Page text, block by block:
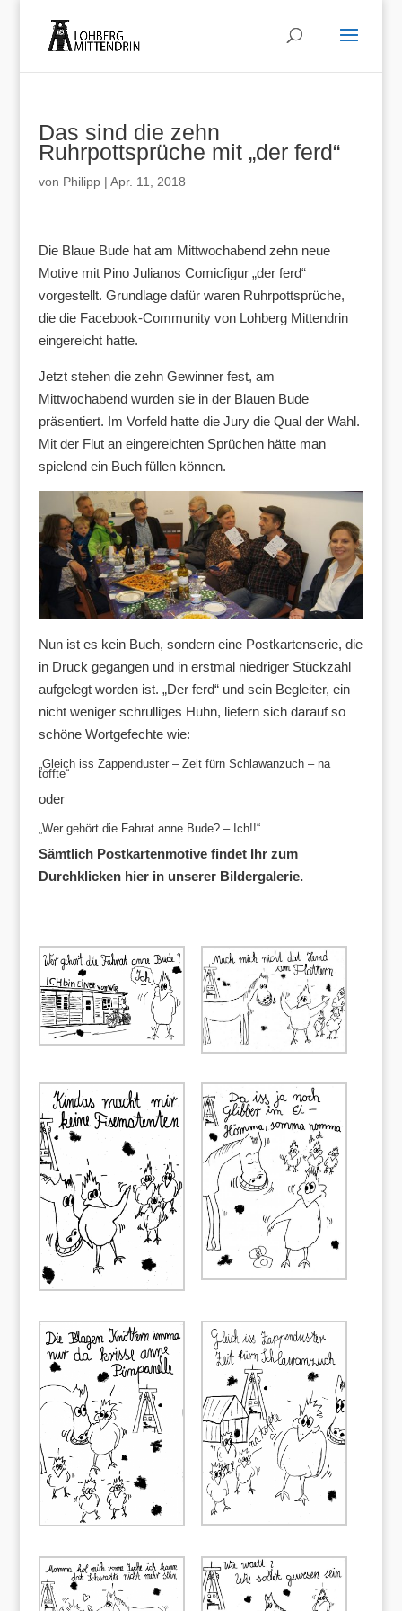
Das sind die zehn
Ruhrpottsprüche mit „der ferd“
von Philipp| Apr. 11, 2018
Die Blaue Bude hat am Mittwochabend zehn neue
Motive mit Pino Julianos Comicfigur „der ferd“
vorgestellt. Grundlage dafür waren Ruhrpottsprüche,
die die Facebook-Community von Lohberg Mittendrin
eingereicht hatte.
Jetzt stehen die zehn Gewinner fest, am
Mittwochabend wurden sie in der Blauen Bude
präsentiert. Im Vorfeld hatte die Jury die Qual der Wahl.
Mit der Flut an eingereichten Sprüchen hätte man
spielend ein Buch füllen können.
Nun ist es kein Buch, sondern eine Postkartenserie, die
in Druck gegangen und in erstmal niedriger Stückzahl
aufgelegt worden ist. „Der ferd“ und sein Begleiter, ein
nicht weniger schrulliges Huhn, liefern sich darauf so
schöne Wortgefechte wie:
„Gleich iss Zappenduster – Zeit fürn Schlawanzuch – na
töffte“
oder
„Wer gehört die Fahrat anne Bude? – Ich!!“
Sämtlich Postkartenmotive findet Ihr zum
Durchklicken hier in unserer Bildergalerie.